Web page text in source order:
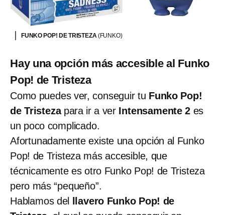
FUNKO POP! DE TRISTEZA(FUNKO)
Hay una opción más accesible al Funko
Pop! de Tristeza
Como puedes ver, conseguir tu Funko Pop!
de Tristezapara ir a ver Intensamente 2 es
un poco complicado.
Afortunadamente existe una opción al Funko
Pop! de Tristeza más accesible, que
técnicamente es otro Funko Pop! de Tristeza
pero más “pequeño”.
Hablamos del
llavero Funko Pop! de